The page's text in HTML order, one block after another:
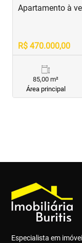
Apartamento à
R$ 470.000,00
85,00 m²
Área principal
Especialista em